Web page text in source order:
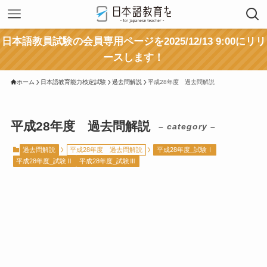
日本語教員試験の会員専用ページを2025/12/13 9:00にリリ
ースします！
ホーム 日本語教育能力検定試験 過去問解説 平成28年度 過去問解説
平成28年度 過去問解説 – category –
過去問解説 平成28年度 過去問解説
平成28年度_試験Ⅰ
平成28年度_試験Ⅱ
平成28年度_試験Ⅲ